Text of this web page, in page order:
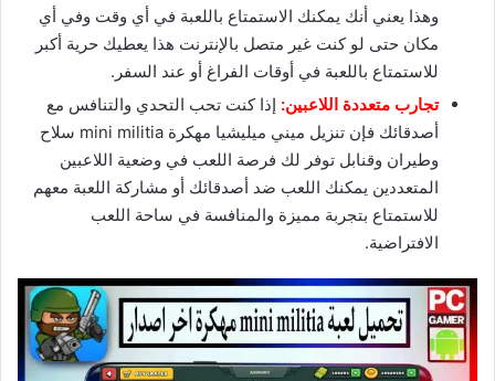
وهذا يعني أنك يمكنك الاستمتاع باللعبة في أي وقت وفي أي
مكان حتى لو كنت غير متصل بالإنترنت هذا يعطيك حرية أكبر
للاستمتاع باللعبة في أوقات الفراغ أو عند السفر.
تجارب متعددة اللاعبين: إذا كنت تحب التحدي والتنافس مع
أصدقائك فإن تنزيل ميني ميليشيا مهكرة mini militia سلاح
وطيران وقنابل توفر لك فرصة اللعب في وضعية اللاعبين
المتعددين يمكنك اللعب ضد أصدقائك أو مشاركة اللعبة معهم
للاستمتاع بتجربة مميزة والمنافسة في ساحة اللعب
الافتراضية.